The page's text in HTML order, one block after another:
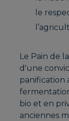
le
Le Pain de
d'une
panification
bio et en
anciennes